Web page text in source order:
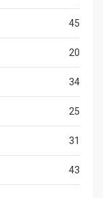
45
20
34
25
31
43